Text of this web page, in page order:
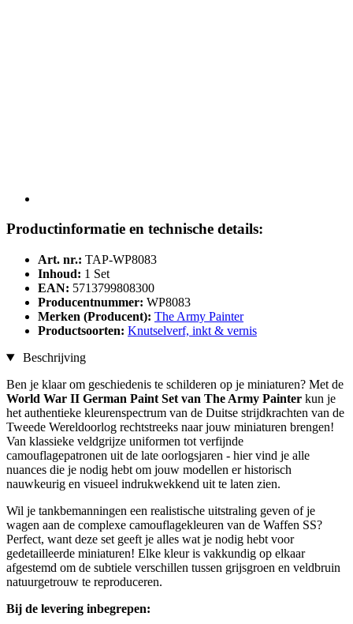
Productinformatie en technische details:
Art. nr.: TAP-WP8083
Inhoud: 1 Set
EAN: 5713799808300
Producentnummer: WP8083
Merken (Producent): The Army Painter
Productsoorten: Knutselverf, inkt & vernis
Beschrijving
Ben je klaar om geschiedenis te schilderen op je miniaturen? Met de
World War II German Paint Set van The Army Painter kun je
het authentieke kleurenspectrum van de Duitse strijdkrachten van de
Tweede Wereldoorlog rechtstreeks naar jouw miniaturen brengen!
Van klassieke veldgrijze uniformen tot verfijnde
camouflagepatronen uit de late oorlogsjaren - hier vind je alle
nuances die je nodig hebt om jouw modellen er historisch
nauwkeurig en visueel indrukwekkend uit te laten zien.
Wil je tankbemanningen een realistische uitstraling geven of je
wagen aan de complexe camouflagekleuren van de Waffen SS?
Perfect, want deze set geeft je alles wat je nodig hebt voor
gedetailleerde miniaturen! Elke kleur is vakkundig op elkaar
afgestemd om de subtiele verschillen tussen grijsgroen en veldbruin
natuurgetrouw te reproduceren.
Bij de levering inbegrepen: